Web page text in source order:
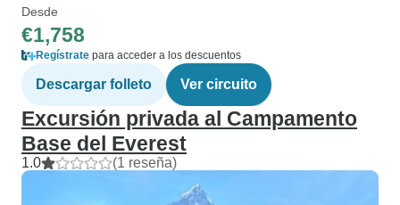
Desde
€1,758
Regístrate para acceder a los descuentos
Descargar folleto Ver circuito
Excursión privada al Campamento
Base del Everest
1.0 (1 reseña)